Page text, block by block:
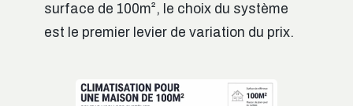
surface de 100m², le choix du système
est le premier levier de variation du prix.